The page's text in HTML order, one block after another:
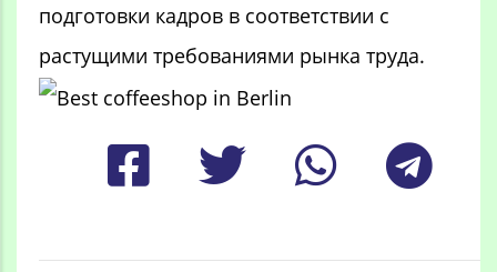
подготовки кадров в соответствии с
растущими требованиями рынка труда.